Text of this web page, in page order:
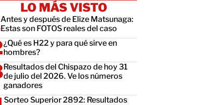
LO MÁS VISTO
Antes y después de Elize Matsunaga:
Estas son FOTOS reales del caso
¿Qué es H22 y para qué sirve en
hombres?
Resultados del Chispazo de hoy 31
de julio del 2026. Ve los números
ganadores
Sorteo Superior 2892: Resultados